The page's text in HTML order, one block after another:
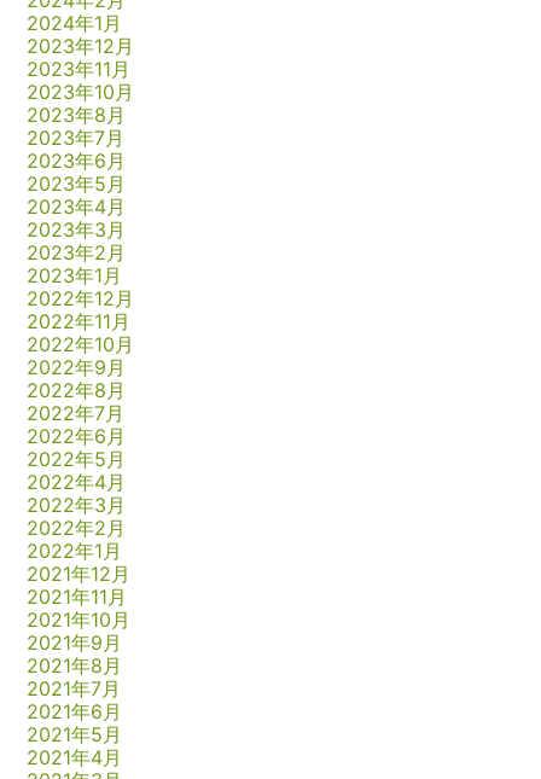
2024年1月
2023年12月
2023年11月
2023年10月
2023年8月
2023年7月
2023年6月
2023年5月
2023年4月
2023年3月
2023年2月
2023年1月
2022年12月
2022年11月
2022年10月
2022年9月
2022年8月
2022年7月
2022年6月
2022年5月
2022年4月
2022年3月
2022年2月
2022年1月
2021年12月
2021年11月
2021年10月
2021年9月
2021年8月
2021年7月
2021年6月
2021年5月
2021年4月